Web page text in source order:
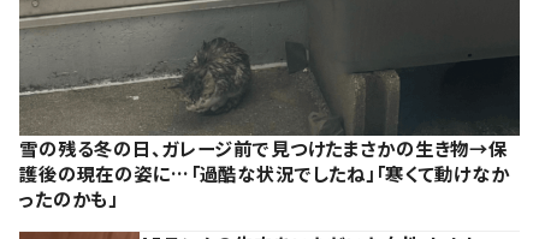
雪の残る冬の日、ガレージ前で見つけたまさかの生き物→保
護後の現在の姿に…「過酷な状況でしたね」「寒くて動けなか
ったのかも」